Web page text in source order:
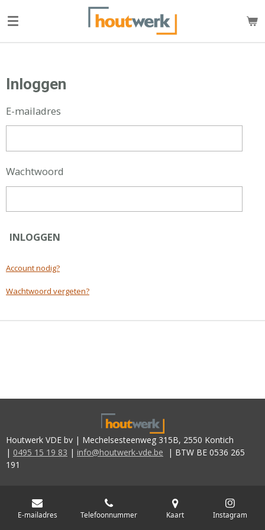
direct
naar
Inloggen
E-mailadres
Wachtwoord
INLOGGEN
Account nodig?
Wachtwoord vergeten?
Houtwerk VDE bv | Mechelsesteenweg 315B, 2550 Kontich
| 0495 15 19 83 | info@houtwerk-vde.be | BTW BE 0536 265
191
E-mailadres Telefoonnummer Kaart Instagram